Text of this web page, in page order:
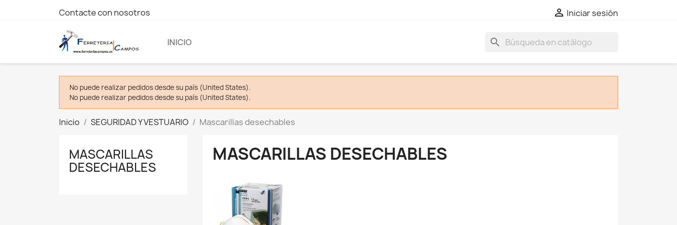
Contacte con nosotros  Iniciar sesión
INICIO search
No puede realizar pedidos desde su país (United States).
No puede realizar pedidos desde su país (United States).
Inicio SEGURIDAD Y VESTUARIO Mascarillas desechables
MASCARILLAS
DESECHABLES
MASCARILLAS DESECHABLES